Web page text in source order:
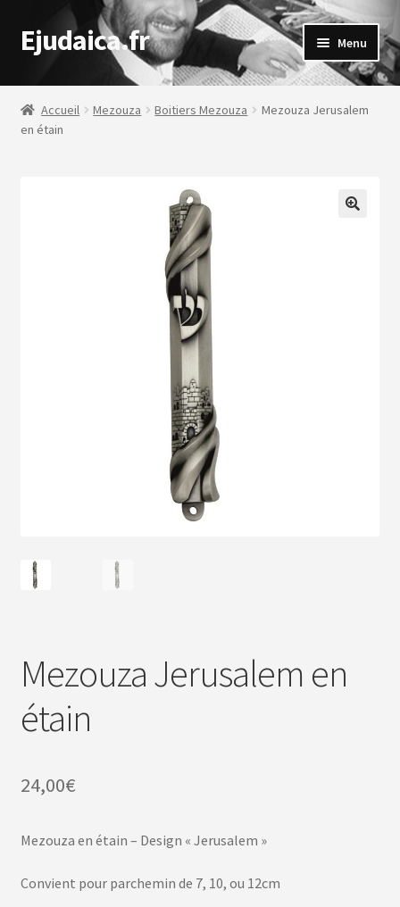
Aller
à
navigation
Aller
au
Ejudaica.fr Menu
Accueil Mezouza Boitiers Mezouza
Mezouza Jerusalem
en étain
Mezouza Jerusalem en
étain
24,00€
Mezouza en étain – Design « Jerusalem »
Convient pour parchemin de 7, 10, ou 12cm